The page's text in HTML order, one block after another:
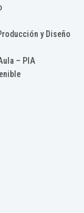
y Diseño
– PIA